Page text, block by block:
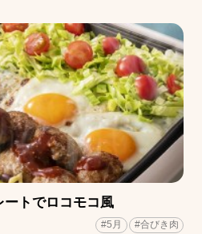
ートでロコモコ風
#5月 #合びき肉